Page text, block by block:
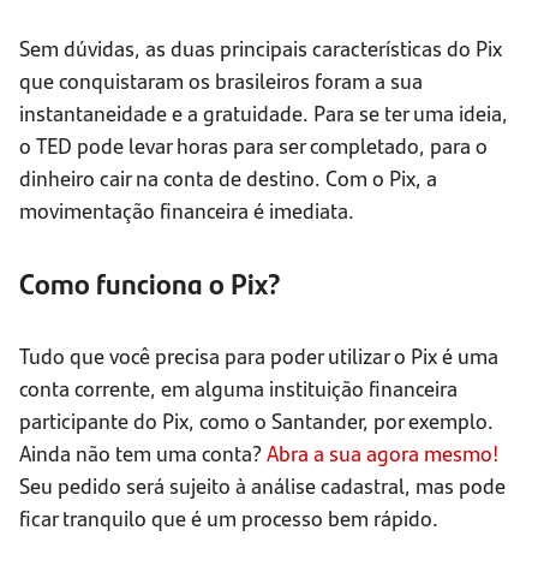
Sem dúvidas, as duas principais características do Pix
que conquistaram os brasileiros foram a sua
instantaneidade e a gratuidade. Para se ter uma ideia,
o TED pode levar horas para ser completado, para o
dinheiro cair na conta de destino. Com o Pix, a
movimentação financeira é imediata.
Como funciona o Pix?
Tudo que você precisa para poder utilizar o Pix é uma
conta corrente, em alguma instituição financeira
participante do Pix, como o Santander, por exemplo.
Ainda não tem uma conta?Abra a sua agora mesmo!
Seu pedido será sujeito à análise cadastral, mas pode
ficar tranquilo que é um processo bem rápido.